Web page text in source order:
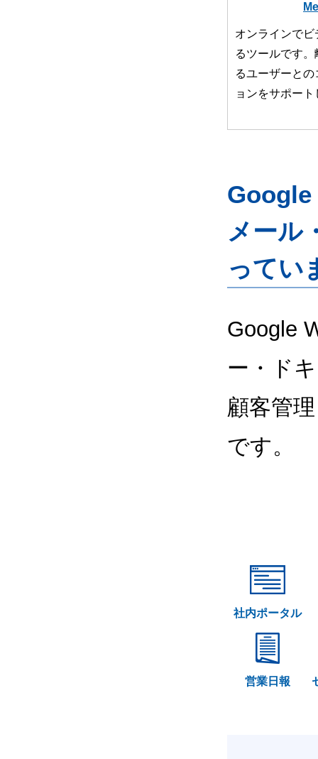
オンラインで
るツールです
るユーザーと
ョンをサポー
Google
メール
ってい
Google
ー・ド
顧客管
です。
社内ポータル
営業日報